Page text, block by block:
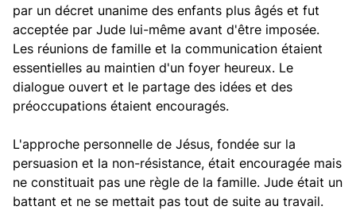
par un décret unanime des enfants plus âgés et fut
acceptée par Jude lui-même avant d'être imposée.
Les réunions de famille et la communication étaient
essentielles au maintien d'un foyer heureux. Le
dialogue ouvert et le partage des idées et des
préoccupations étaient encouragés.
L'approche personnelle de Jésus, fondée sur la
persuasion et la non-résistance, était encouragée mais
ne constituait pas une règle de la famille. Jude était un
battant et ne se mettait pas tout de suite au travail.